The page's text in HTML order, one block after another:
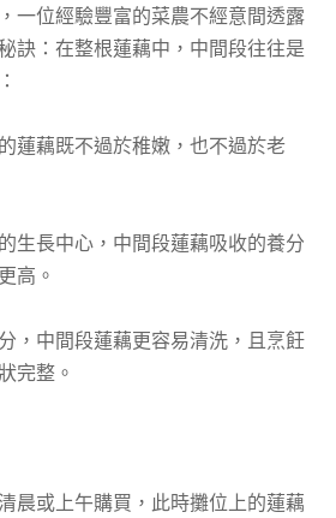
一位經驗豐富的菜農不經意間透露
訣：在整根蓮藕中，中間段往往是
蓮藕既不過於稚嫩，也不過於老
生長中心，中間段蓮藕吸收的養分
高。
，中間段蓮藕更容易清洗，且烹飪
完整。
晨或上午購買，此時攤位上的蓮藕